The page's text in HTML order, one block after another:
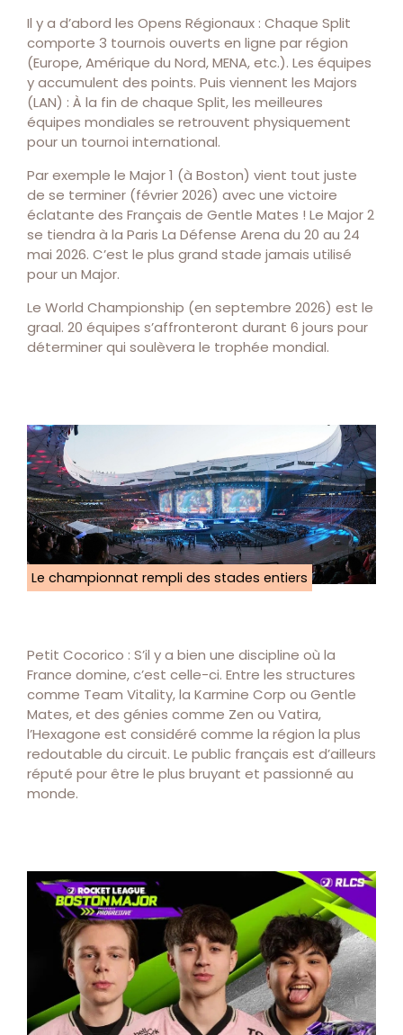
Il y a d’abord les Opens Régionaux : Chaque Split
comporte 3 tournois ouverts en ligne par région
(Europe, Amérique du Nord, MENA, etc.). Les équipes
y accumulent des points. Puis viennent les Majors
(LAN) : À la fin de chaque Split, les meilleures
équipes mondiales se retrouvent physiquement
pour un tournoi international.
Par exemple le Major 1 (à Boston) vient tout juste
de se terminer (février 2026) avec une victoire
éclatante des Français de Gentle Mates ! Le Major 2
se tiendra à la Paris La Défense Arena du 20 au 24
mai 2026. C’est le plus grand stade jamais utilisé
pour un Major.
Le World Championship (en septembre 2026) est le
graal. 20 équipes s’affronteront durant 6 jours pour
déterminer qui soulèvera le trophée mondial.
Le championnat rempli des stades entiers
Petit Cocorico : S’il y a bien une discipline où la
France domine, c’est celle-ci. Entre les structures
comme Team Vitality, la Karmine Corp ou Gentle
Mates, et des génies comme Zen ou Vatira,
l’Hexagone est considéré comme la région la plus
redoutable du circuit. Le public français est d’ailleurs
réputé pour être le plus bruyant et passionné au
monde.